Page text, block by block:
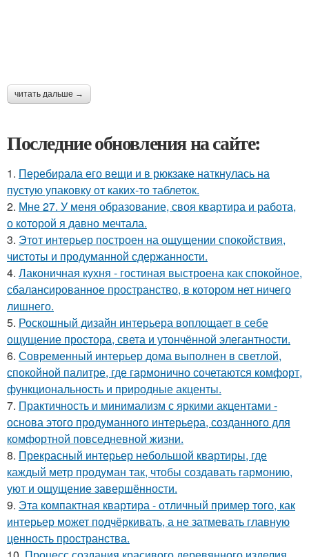
читать дальше →
Последние обновления на сайте:
1. Перебирала его вещи и в рюкзаке наткнулась на
пустую упаковку от каких-то таблеток.
2. Мне 27. У меня образование, своя квартира и работа,
о которой я давно мечтала.
3. Этот интерьер построен на ощущении спокойствия,
чистоты и продуманной сдержанности.
4. Лаконичная кухня - гостиная выстроена как спокойное,
сбалансированное пространство, в котором нет ничего
лишнего.
5. Роскошный дизайн интерьера воплощает в себе
ощущение простора, света и утончённой элегантности.
6. Современный интерьер дома выполнен в светлой,
спокойной палитре, где гармонично сочетаются комфорт,
функциональность и природные акценты.
7. Практичность и минимализм с яркими акцентами -
основа этого продуманного интерьера, созданного для
комфортной повседневной жизни.
8. Прекрасный интерьер небольшой квартиры, где
каждый метр продуман так, чтобы создавать гармонию,
уют и ощущение завершённости.
9. Эта компактная квартира - отличный пример того, как
интерьер может подчёркивать, а не затмевать главную
ценность пространства.